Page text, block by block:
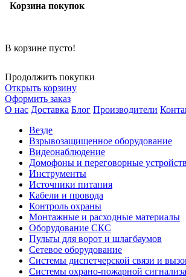
Корзина покупок
В корзине пусто!
Продолжить покупки
Открыть корзину
Оформить заказ
О нас Доставка Блог Производители
Везде
Взрывозащищенное оборудование
Видеонаблюдение
Домофоны и переговорные
Инструменты
Источники питания
Кабели и провода
Контроль охраны
Монтажные и расходные материалы
Оборудование СКС
Пульты для ворот и шлагбаумов
Сетевое оборудование
Системы диспетчерской связи и
Системы охрано-пожарной